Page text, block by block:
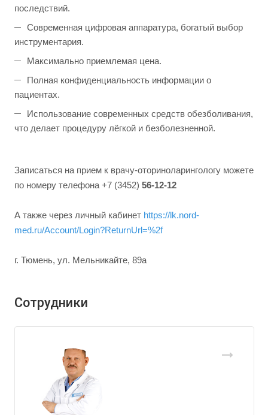
последствий.
Современная цифровая аппаратура, богатый выбор
инструментария.
Максимально приемлемая цена.
Полная конфиденциальность информации о
пациентах.
Использование современных средств обезболивания,
что делает процедуру лёгкой и безболезненной.
Записаться на прием к врачу-оториноларингологу можете
по номеру телефона +7 (3452) 56-12-12
А также через личный кабинет https://lk.nord-
med.ru/Account/Login?ReturnUrl=%2f
г. Тюмень, ул. Мельникайте, 89а
Сотрудники